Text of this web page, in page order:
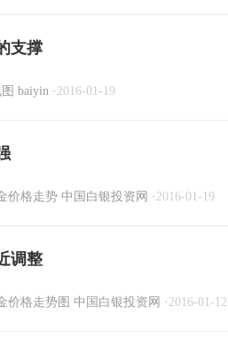
支撑
baiyin · 2016-01-19
价格走势 中国白银投资网 · 2016-01-19
调整
价格走势图 中国白银投资网 · 2016-01-12